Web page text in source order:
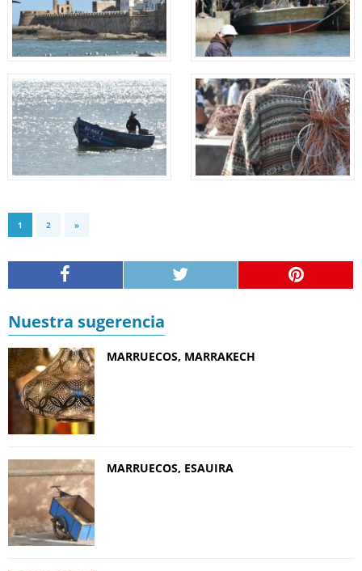
1 2 »
Nuestra sugerencia
MARRUECOS, MARRAKECH
MARRUECOS, ESAUIRA